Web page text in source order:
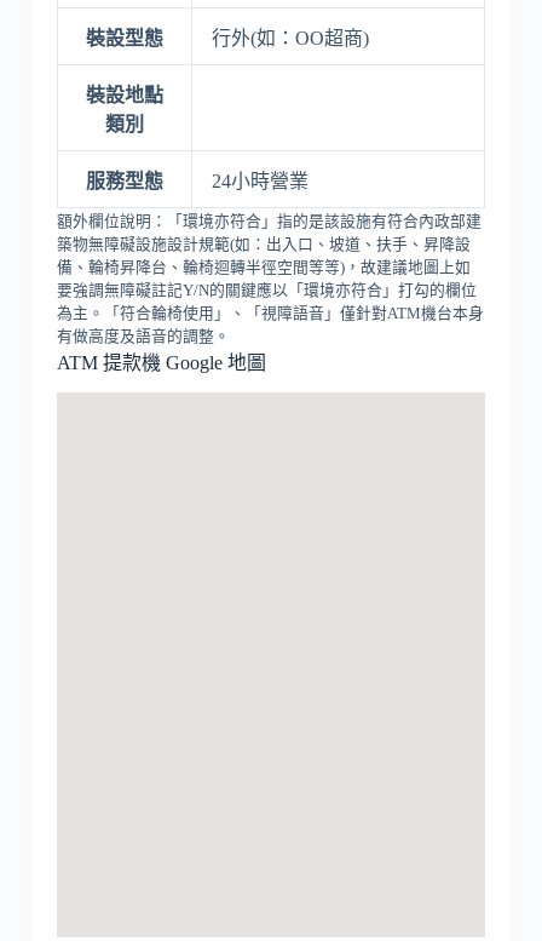
裝設型態 行外(如：OO超商)
裝設地點
類別
服務型態 24小時營業
額外欄位說明：「環境亦符合」指的是該設施有符合內政部建
築物無障礙設施設計規範(如：出入口、坡道、扶手、昇降設
備、輪椅昇降台、輪椅迴轉半徑空間等等)，故建議地圖上如
要強調無障礙註記Y/N的關鍵應以「環境亦符合」打勾的欄位
為主。「符合輪椅使用」、「視障語音」僅針對ATM機台本身
有做高度及語音的調整。
ATM 提款機 Google 地圖